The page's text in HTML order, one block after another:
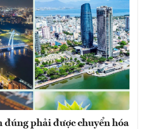
đúng phải được chuyển hóa